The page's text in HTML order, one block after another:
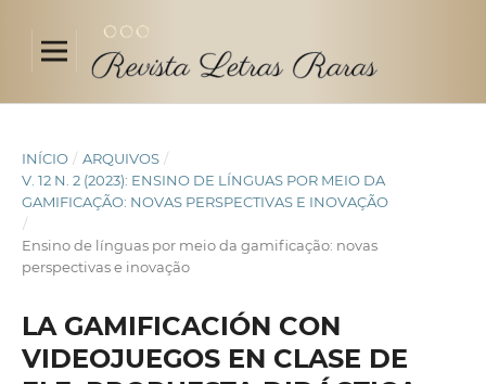
INÍCIO / ARQUIVOS /
V. 12 N. 2 (2023): ENSINO DE LÍNGUAS POR MEIO DA
GAMIFICAÇÃO: NOVAS PERSPECTIVAS E INOVAÇÃO
/
Ensino de línguas por meio da gamificação: novas
perspectivas e inovação
LA GAMIFICACIÓN CON
VIDEOJUEGOS EN CLASE DE